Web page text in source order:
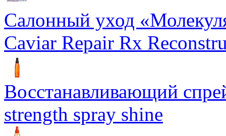
Салонный уход
Caviar Repair Rx
Восстанавливающий
strength spray shine